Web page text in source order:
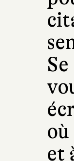
où
et